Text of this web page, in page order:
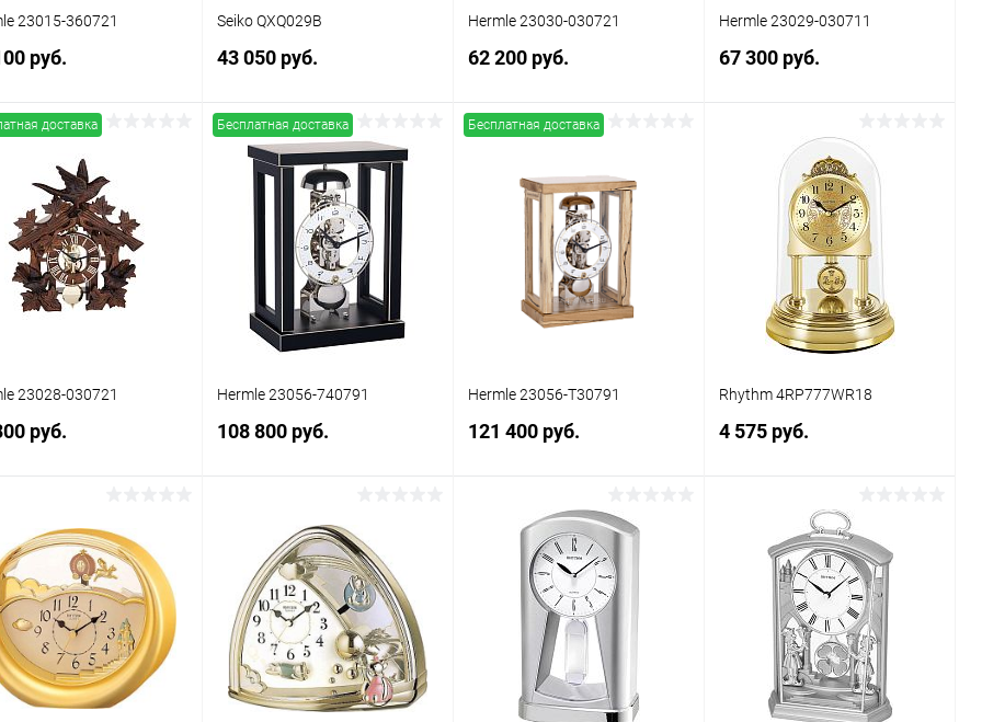
23015-360721
руб.
Купить в 1
Сравнение
В избранное В наличии
Seiko QXQ029B
43 050 руб.
В корзину
Купить в 1
Сравнение
В избранное В наличии
Hermle 23030-030721
62 200 руб.
Купить в 1
Сравнение
В избранное В наличии
Hermle 23029-030711
67 300 руб.
В корзину
Купить в 1
Сравнение
В избранное В наличии
доставка
23028-030721
руб.
в 1
Сравнение
В наличии
Бесплатная доставка
Hermle 23056-740791
108 800 руб.
Купить в 1
клик
Сравнение
В избранное В наличии
Бесплатная доставка
Hermle 23056-Т30791
121 400 руб.
В корзину
Купить в 1
Сравнение
В избранное
Rhythm 4RP777WR18
4 575 руб.
Заказать
Купить в 1
Сравнение
В избранное Под заказ